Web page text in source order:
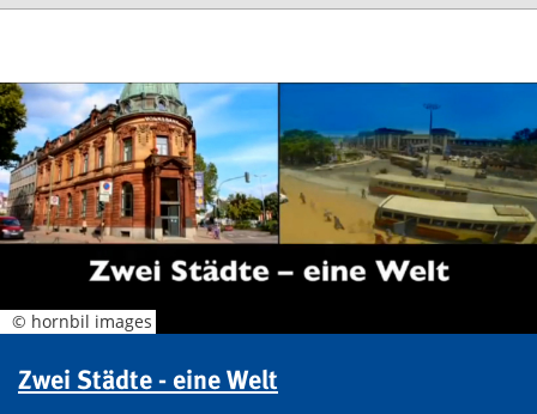
© hornbil images
Zwei Städte - eine Welt